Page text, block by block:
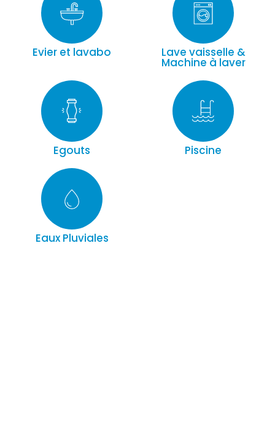
Evier et lavabo Lave vaisselle &
Machine à laver
Egouts Piscine
Eaux Pluviales